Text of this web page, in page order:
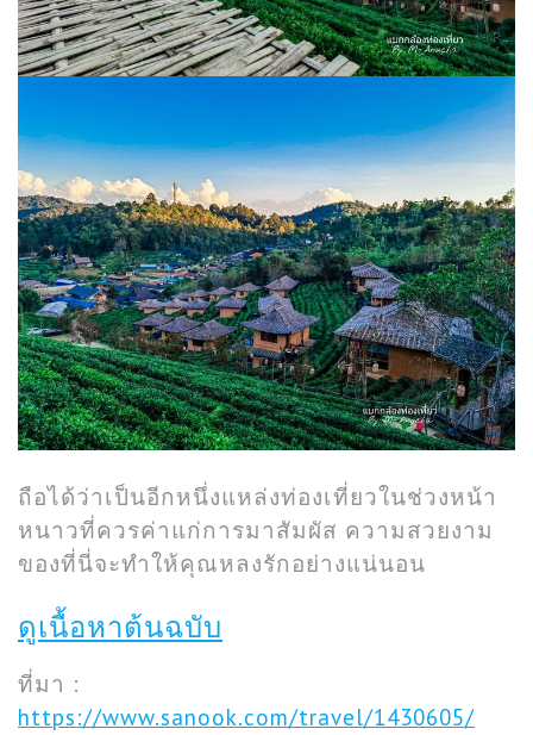
ถือได้ว่าเป็นอีกหนึ่งแหล่งท่องเที่ยวในช่วงหน้า
หนาวที่ควรค่าแก่การมาสัมผัส ความสวยงาม
ของที่นี่จะทำให้คุณหลงรักอย่างแน่นอน
ดูเนื้อหาต้นฉบับ
ที่มา :
https://www.sanook.com/travel/1430605/